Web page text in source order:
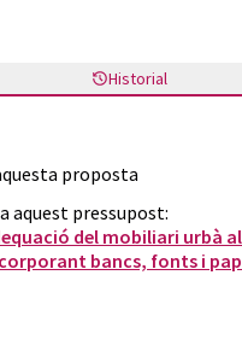
Historial
proposta
aquest pressupost:
del mobiliari urbà
bancs, fonts i